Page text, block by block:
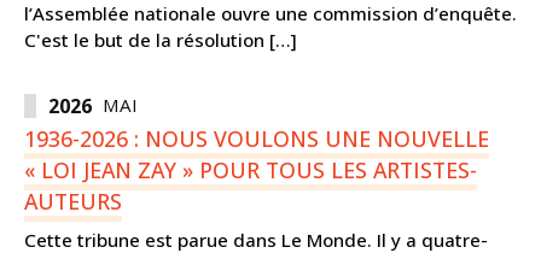
l’Assemblée nationale ouvre une commission d’enquête.
C'est le but de la résolution […]
MAI
2026
1936-2026 : NOUS VOULONS UNE NOUVELLE
« LOI JEAN ZAY » POUR TOUS LES ARTISTES-
AUTEURS
Cette tribune est parue dans Le Monde. Il y a quatre-